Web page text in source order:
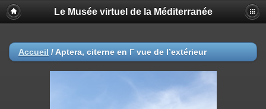
Le Musée virtuel de la Méditerranée
Accueil / Aptera, citerne en Γ vue de l’extérieur